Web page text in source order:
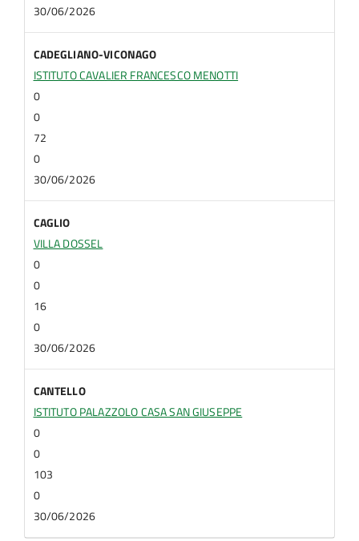
30/06/2026
CADEGLIANO-VICONAGO
ISTITUTO CAVALIER FRANCESCO MENOTTI
0
0
72
0
30/06/2026
CAGLIO
VILLA DOSSEL
0
0
16
0
30/06/2026
CANTELLO
ISTITUTO PALAZZOLO CASA SAN GIUSEPPE
0
0
103
0
30/06/2026